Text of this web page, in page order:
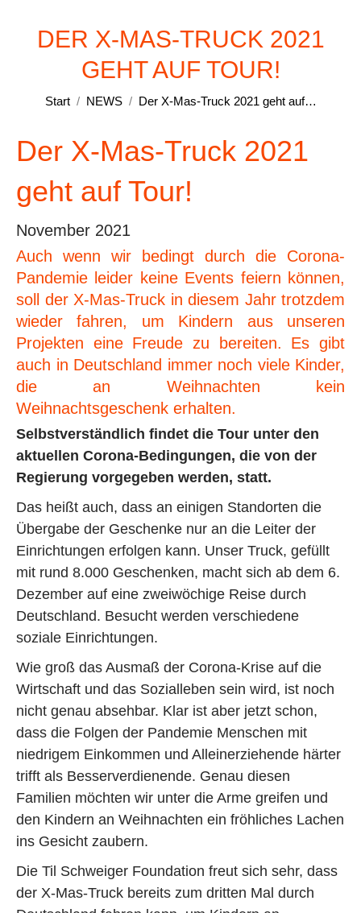
DER X-MAS-TRUCK 2021
GEHT AUF TOUR!
Sie befinden sich hier:
Start NEWS Der X-Mas-Truck 2021 geht auf…
Der X-Mas-Truck 2021
geht auf Tour!
November 2021
Auch wenn wir bedingt durch die Corona-
Pandemie leider keine Events feiern können,
soll der X-Mas-Truck in diesem Jahr trotzdem
wieder fahren, um Kindern aus unseren
Projekten eine Freude zu bereiten. Es gibt
auch in Deutschland immer noch viele Kinder,
die an Weihnachten kein
Weihnachtsgeschenk erhalten.
Selbstverständlich findet die Tour unter den
aktuellen Corona-Bedingungen, die von der
Regierung vorgegeben werden, statt.
Das heißt auch, dass an einigen Standorten die
Übergabe der Geschenke nur an die Leiter der
Einrichtungen erfolgen kann. Unser Truck, gefüllt
mit rund 8.000 Geschenken, macht sich ab dem 6.
Dezember auf eine zweiwöchige Reise durch
Deutschland. Besucht werden verschiedene
soziale Einrichtungen.
Wie groß das Ausmaß der Corona-Krise auf die
Wirtschaft und das Sozialleben sein wird, ist noch
nicht genau absehbar. Klar ist aber jetzt schon,
dass die Folgen der Pandemie Menschen mit
niedrigem Einkommen und Alleinerziehende härter
trifft als Besserverdienende. Genau diesen
Familien möchten wir unter die Arme greifen und
den Kindern an Weihnachten ein fröhliches Lachen
ins Gesicht zaubern.
Die Til Schweiger Foundation freut sich sehr, dass
der X-Mas-Truck bereits zum dritten Mal durch